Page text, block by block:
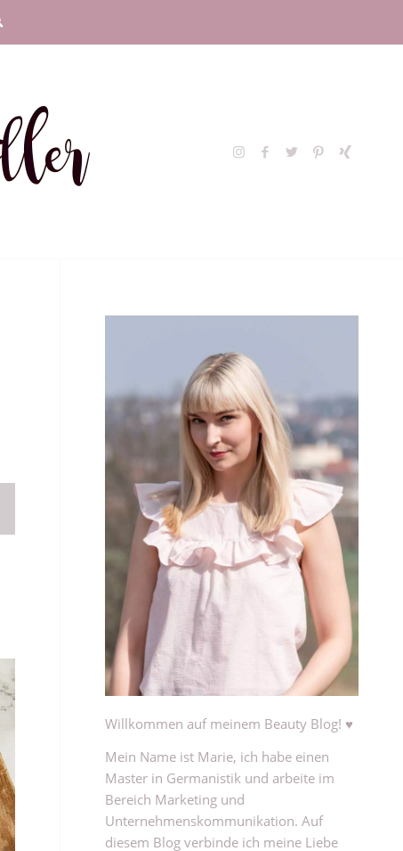
Willkommen auf meinem Beauty Blog! ♥
Mein Name ist Marie, ich habe einen
Master in Germanistik und arbeite im
Bereich Marketing und
Unternehmenskommunikation. Auf
diesem Blog verbinde ich meine Liebe